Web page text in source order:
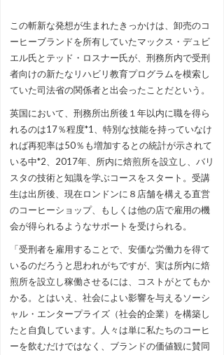
この斬新な発想が生まれたきっかけは、卸売のコ
ーヒーブランドを所有していたマックス・デュビ
エル氏とテッド・ロスナー氏が、刑務所内で受刑
者向けの新たなリハビリ教育プログラムを模索し
ていた司法省の関係者と出会ったことだという。
英国において、刑務所出所後１年以内に職を得ら
れるのは17％程度*1、特別な技能を持っていなけ
れば再犯率は50％も増加するとの統計が示されて
いる中*2、2017年、所内に焙煎所を設立し、バリ
スタの技術と知識を学ぶコースをスタート。受講
生は出所後、現在ロンドンに８店舗を構える直営
のコーヒーショップ、もしくは他の店で雇用の機
会が得られるようなサポートを受けられる。
「受刑者を雇用することで、安価な労働力を得て
いるのだろうと思われがちですが、実は所内に焙
煎所を設立し稼働させるには、コストがとてもか
かる。とはいえ、社会によい影響を与えるソーシ
ャル・エンタープライズ（社会的企業）を構築し
たと自負しています。人々は単に私たちのコーヒ
ーを飲むだけではなく、ブランドの価値観に賛同